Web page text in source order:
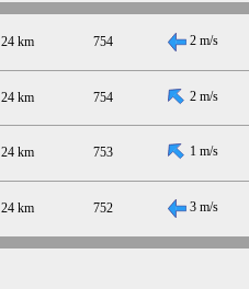
24 km 754 2 m/s
24 km 754 2 m/s
24 km 753 1 m/s
24 km 752 3 m/s